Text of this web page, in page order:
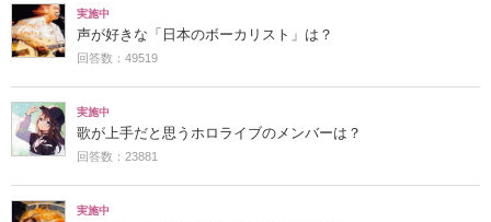
実施中
声が好きな「日本のボーカリスト」は？
回答数：49519
実施中
歌が上手だと思うホロライブのメンバーは？
回答数：23881
実施中